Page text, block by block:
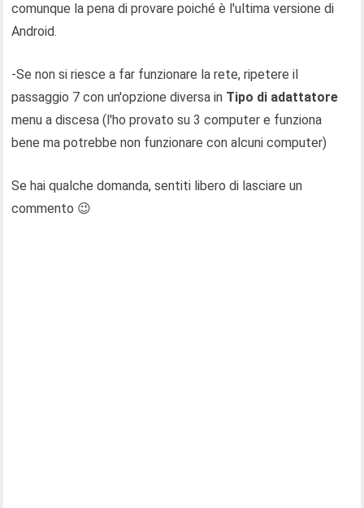
comunque la pena di provare poiché è l'ultima versione di
Android.
-Se non si riesce a far funzionare la rete, ripetere il
passaggio 7 con un'opzione diversa in Tipo di adattatore
menu a discesa (l'ho provato su 3 computer e funziona
bene ma potrebbe non funzionare con alcuni computer)
Se hai qualche domanda, sentiti libero di lasciare un
commento 😉